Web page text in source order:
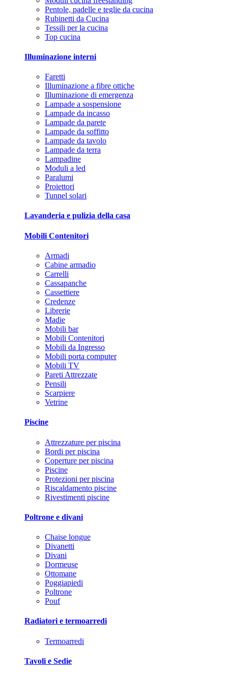
Pentole, padelle e teglie da cucina
Rubinetti da Cucina
Tessili per la cucina
Top cucina
Illuminazione interni
Faretti
Illuminazione a fibre ottiche
Illuminazione di emergenza
Lampade a sospensione
Lampade da incasso
Lampade da parete
Lampade da soffitto
Lampade da tavolo
Lampade da terra
Lampadine
Moduli a led
Paralumi
Proiettori
Tunnel solari
Lavanderia e pulizia della casa
Mobili Contenitori
Armadi
Cabine armadio
Carrelli
Cassapanche
Cassettiere
Credenze
Librerie
Madie
Mobili bar
Mobili Contenitori
Mobili da Ingresso
Mobili porta computer
Mobili TV
Pareti Attrezzate
Pensili
Scarpiere
Vetrine
Piscine
Attrezzature per piscina
Bordi per piscina
Coperture per piscina
Piscine
Protezioni per piscina
Riscaldamento piscine
Rivestimenti piscine
Poltrone e divani
Chaise longue
Divanetti
Divani
Dormeuse
Ottomane
Poggiapiedi
Poltrone
Pouf
Radiatori e termoarredi
Termoarredi
Tavoli e Sedie